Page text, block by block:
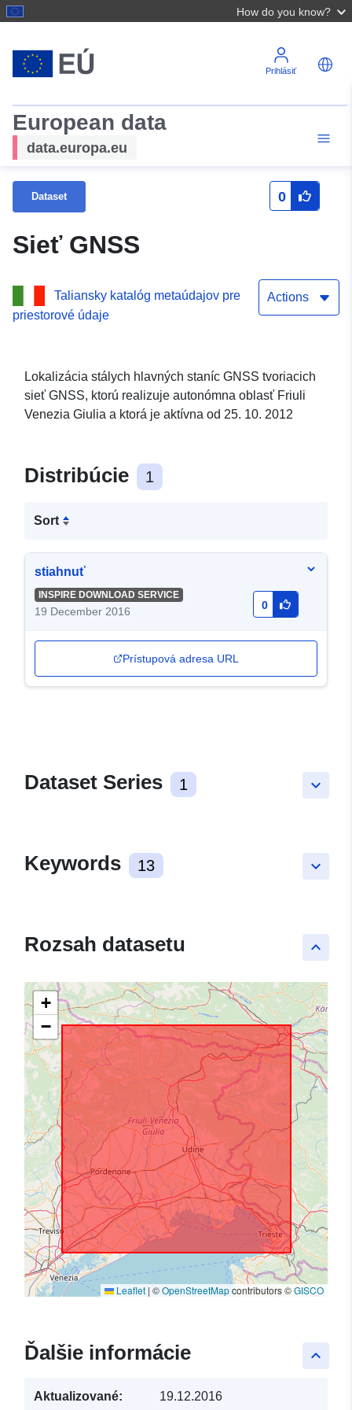
How do you know?
Prihlásiť
European data
data.europa.eu
Dataset 0
Sieť GNSS
Taliansky katalóg metaúdajov pre
priestorové údaje
Actions
Lokalizácia stálych hlavných staníc GNSS tvoriacich
sieť GNSS, ktorú realizuje autonómna oblasť Friuli
Venezia Giulia a ktorá je aktívna od 25. 10. 2012
Distribúcie 1
Sort
stiahnuť
INSPIRE DOWNLOAD SERVICE
19 December 2016 0
Prístupová adresa URL
keyboard_arrow_down
Dataset Series 1
keyboard_arrow_down
Keywords 13
keyboard_arrow_up
Rozsah datasetu
+
−
Leaflet |©OpenStreetMapcontributors ©GISCO
keyboard_arrow_up
Ďalšie informácie
Aktualizované: 19.12.2016